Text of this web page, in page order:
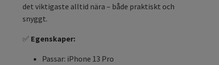
det viktigaste alltid nära – både praktiskt och
snyggt.
✅ Egenskaper:
Passar: iPhone 13 Pro